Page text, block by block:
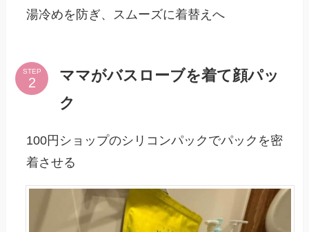
湯冷めを防ぎ、スムーズに着替えへ
STEP
ママがバスローブを着て顔パッ
ク
100円ショップのシリコンパックでパックを密
着させる